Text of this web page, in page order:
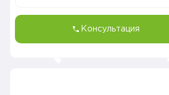
Консультация